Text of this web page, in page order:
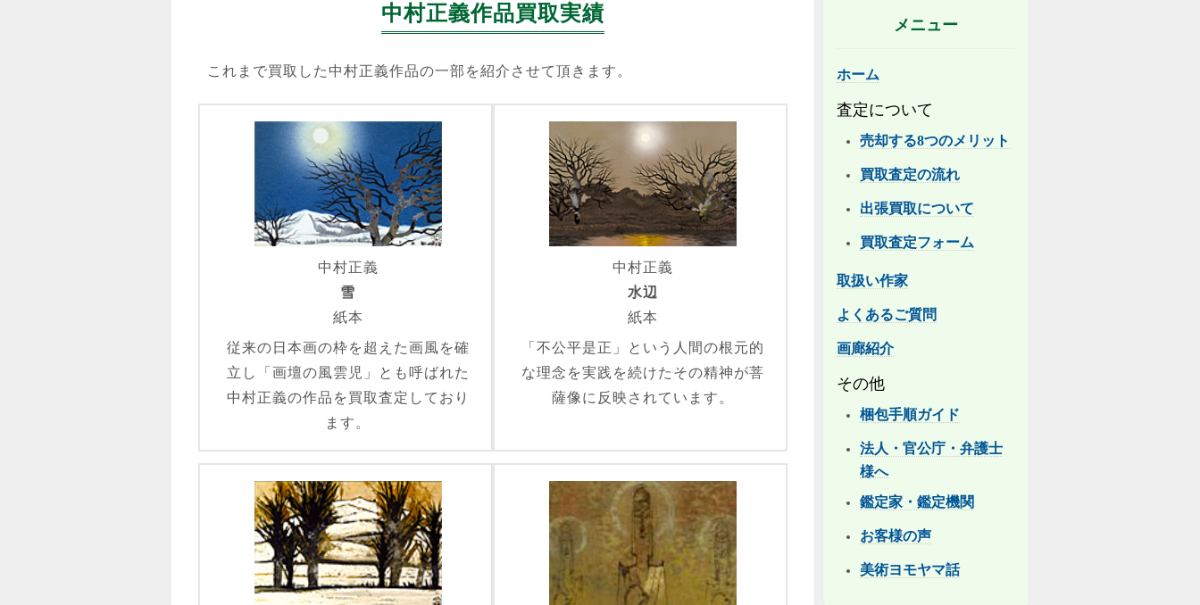
中村正義作品買取実績
これまで買取した中村正義作品の一部を紹介させて頂きます。
中村正義
雪
紙本
従来の日本画の枠を超えた画風を確
立し「画壇の風雲児」とも呼ばれた
中村正義の作品を買取査定しており
ます。
中村正義
水辺
紙本
「不公平是正」という人間の根元的
な理念を実践を続けたその精神が菩
薩像に反映されています。
メニュー
ホーム
査定について
売却する8つのメリット
買取査定の流れ
出張買取について
買取査定フォーム
取扱い作家
よくあるご質問
画廊紹介
その他
梱包手順ガイド
法人・官公庁・弁護士
様へ
鑑定家・鑑定機関
お客様の声
美術ヨモヤマ話